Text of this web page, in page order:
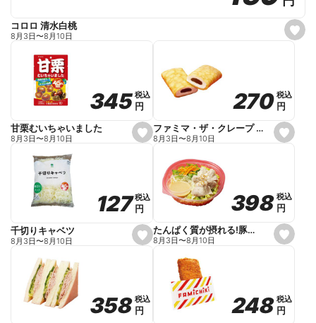
s
e
コロロ 清水白桃
8月3日〜8月10日
s
e
o
r
i
e
345
345税込
税込
円
円
甘栗むいちゃいました
8月3日〜8月10日
s
e
o
r
i
e
270
270 税込
税込
円
円
ファミマ・ザ・クレープ 生チョコ
8月3日〜8月10日
s
e
o
r
i
127
127税込
税込
円
円
千切りキャベツ
8月3日〜8月10日
s
e
o
r
i
398
398 税込
税込
円
円
たんぱく質が摂れる!豚しゃぶのパスタサラダ
8月3日〜8月10日
358
358税込
税込
円
円
248
248 税込
税込
円
円